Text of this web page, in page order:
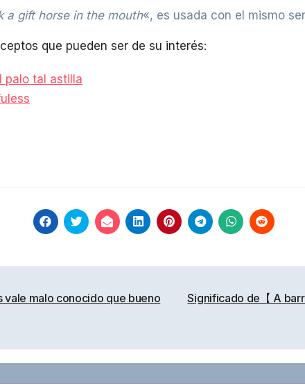
a gift horse in the mouth«, es usada con el mismo
que pueden ser de su interés:
palo tal astilla
malo conocido que bueno
Significado de【 A